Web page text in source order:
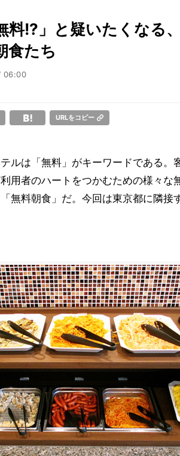
料!?」と疑いたくなる
食たち
06:00
URLをコピー
ルは「無料」がキーワードである。
用者のハートをつかむための様々
無料朝食」だ。今回は東京都に隣接